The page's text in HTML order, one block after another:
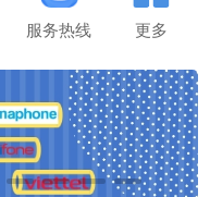
服务热线 更多